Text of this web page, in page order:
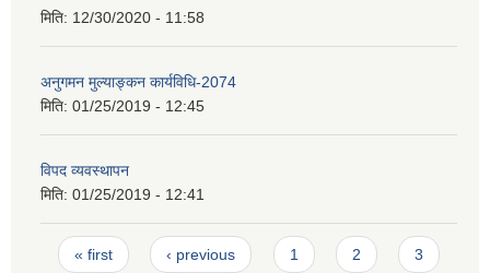
मिति: 12/30/2020 - 11:58
अनुगमन मुल्याङ्कन कार्यविधि-2074
मिति: 01/25/2019 - 12:45
विपद व्यवस्थापन
मिति: 01/25/2019 - 12:41
Pages
« first ‹ previous 1 2 3